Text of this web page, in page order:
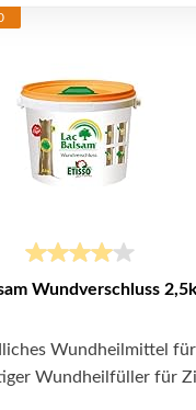
Wundverschluss
Wundheilmittel für
Wundheilfüller für